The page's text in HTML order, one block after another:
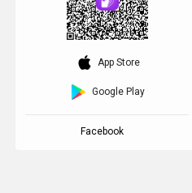
download_ios App Store
Google Play
Facebook